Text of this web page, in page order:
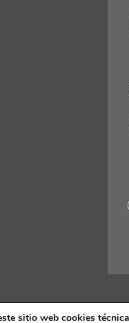
sitio web cookies